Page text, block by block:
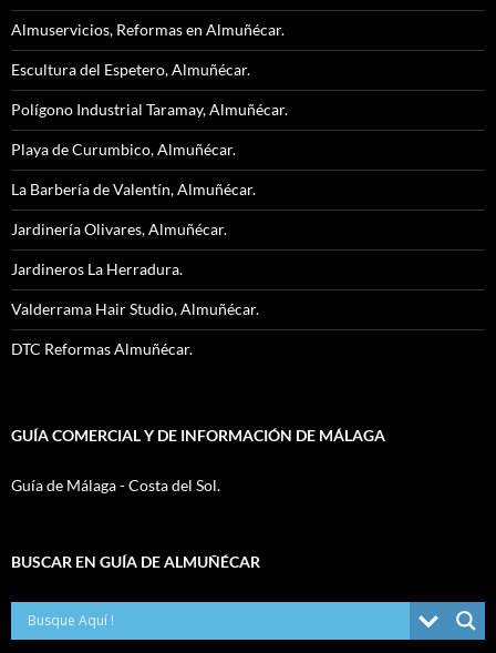
Almuservicios, Reformas en Almuñécar.
Escultura del Espetero, Almuñécar.
Polígono Industrial Taramay, Almuñécar.
Playa de Curumbico, Almuñécar.
La Barbería de Valentín, Almuñécar.
Jardinería Olivares, Almuñécar.
Jardineros La Herradura.
Valderrama Hair Studio, Almuñécar.
DTC Reformas Almuñécar.
GUÍA COMERCIAL Y DE INFORMACIÓN DE MÁLAGA
Guía de Málaga - Costa del Sol.
BUSCAR EN GUÍA DE ALMUÑÉCAR